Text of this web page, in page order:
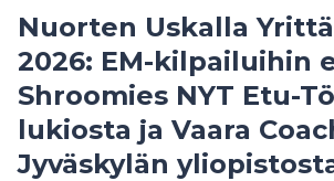
Nuorten Uskalla
2026: EM-kilpailuihin
Shroomies NYT Etu-
lukiosta ja Vaara
Jyväskylän